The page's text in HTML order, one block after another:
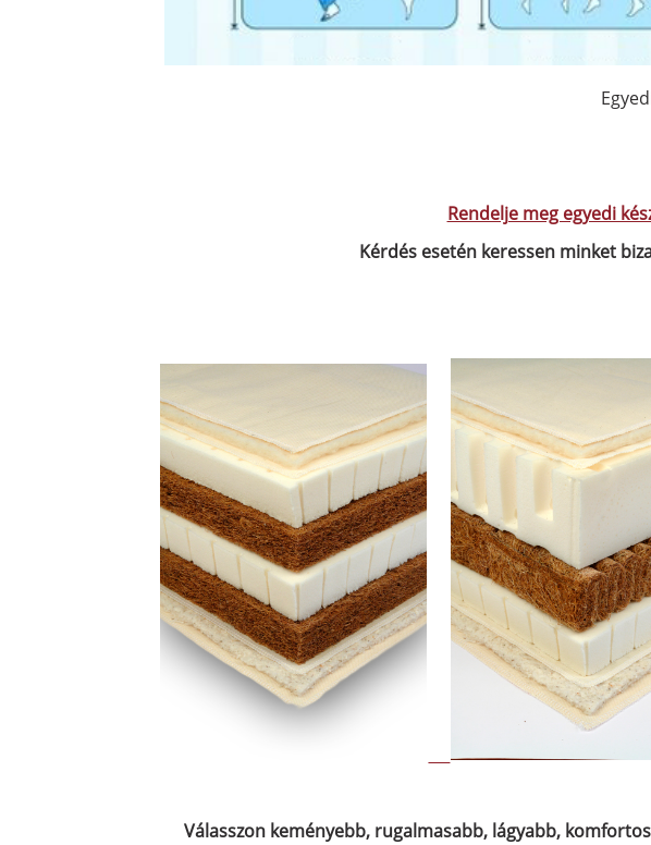
Rendelje meg egyedi
Kérdés esetén keressen minket
Válasszon keményebb, rugalmasabb, lágyabb,